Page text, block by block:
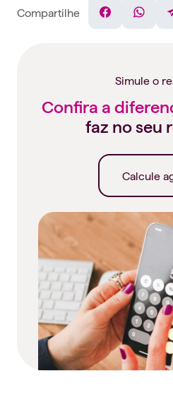
Compartilhe
Facebook
Simule o
Confira a
faz no seu
Calcule